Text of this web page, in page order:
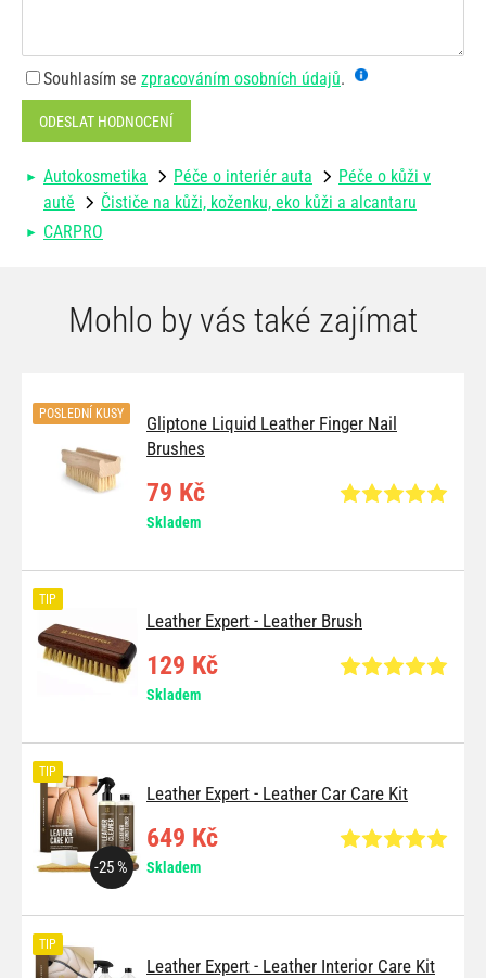
Souhlasím se zpracováním osobních údajů.
ODESLAT HODNOCENÍ
Autokosmetika Péče o interiér auta
Péče o kůži v
autě
Čističe na kůži, koženku, eko kůži a alcantaru
CARPRO
Mohlo by vás také zajímat
Gliptone Liquid Leather Finger Nail
Brushes
POSLEDNÍ KUSY
79 Kč
Skladem
Leather Expert - Leather Brush
TIP
129 Kč
Skladem
Leather Expert - Leather Car Care Kit
-25 %
TIP
649 Kč
Skladem
Leather Expert - Leather Interior Care Kit
TIP